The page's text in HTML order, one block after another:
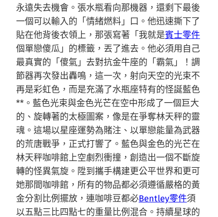
永遠失去機會。張水瓶看向那機器，還剩下最後
一個可以輸入的「情緒燃料」口。他迅速撕下了
貼在他背後衣領上，那張寫著「我就是賓士零件
個單戀傻瓜」的標籤，丟了進去。他必須用自己
最真實的「傻氣」去對抗金牛座的「霸氣」！調
節器再次發出轟鳴，這一次，射向天空的光束不
再是彩虹色，而是充滿了水瓶座特有的怪誕藍色
**。藍色光束與金色光芒在空中形成了一個巨大
的、旋轉著的太極圖案，像是在爭奪林天秤的靈
魂。這場以星座運勢為賭注、以單戀能量為武器
的荒唐戰爭，正式打響了。藍色與金色的光芒在
林天秤咖啡館上空劇烈衝撞，創造出一個不斷旋
轉的怪異氣旋。陞到攜手構建更公平世界和更可
她那間咖啡館，所有的物品都必須遵循嚴格的黃
金分割比例擺放，連咖啡豆都必Bentley零件須
以五點三比四點七的重量比例混合。持續星球的